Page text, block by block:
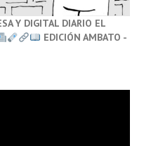
Y DIGITAL DIARIO EL
EDICIÓN AMBATO -